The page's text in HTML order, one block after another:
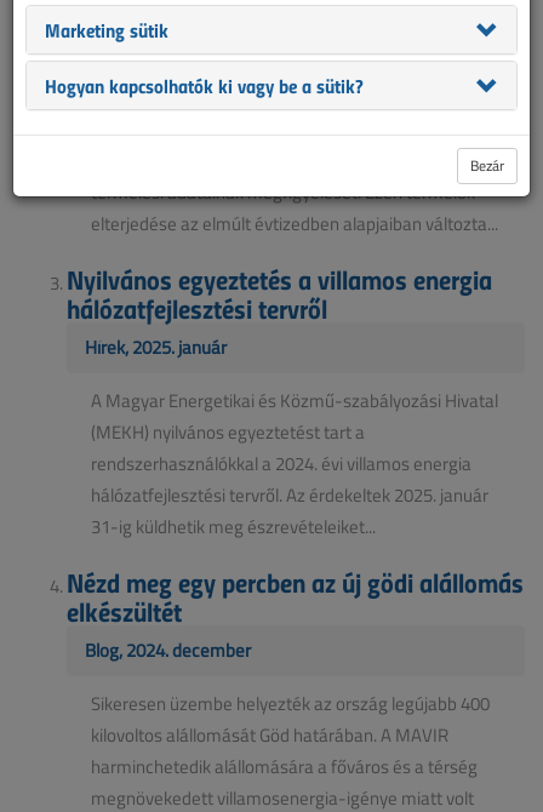
Hírek, 2025. február
2025. január 1-től a MAVIR ZRt. új adatszolgáltatásai
lehetővé teszik a háztartási kiserőmű (HMKE) és a
termelési adatainak megfigyelését. Ezen termelők
elterjedése az elmúlt évtizedben alapjaiban változta...
Nyilvános egyeztetés a villamos energia
hálózatfejlesztési tervről
Hírek, 2025. január
A Magyar Energetikai és Közmű-szabályozási Hivatal
(MEKH) nyilvános egyeztetést tart a
rendszerhasználókkal a 2024. évi villamos energia
hálózatfejlesztési tervről. Az érdekeltek 2025. január
31-ig küldhetik meg észrevételeiket...
Nézd meg egy percben az új gödi alállomás
elkészültét
Blog, 2024. december
Sikeresen üzembe helyezték az ország legújabb 400
kilovoltos alállomását Göd határában. A MAVIR
harminchetedik alállomására a főváros és a térség
megnövekedett villamosenergia-igénye miatt volt
Marketing sütik
Hogyan kapcsolhatók ki vagy be a sütik?
Bezár